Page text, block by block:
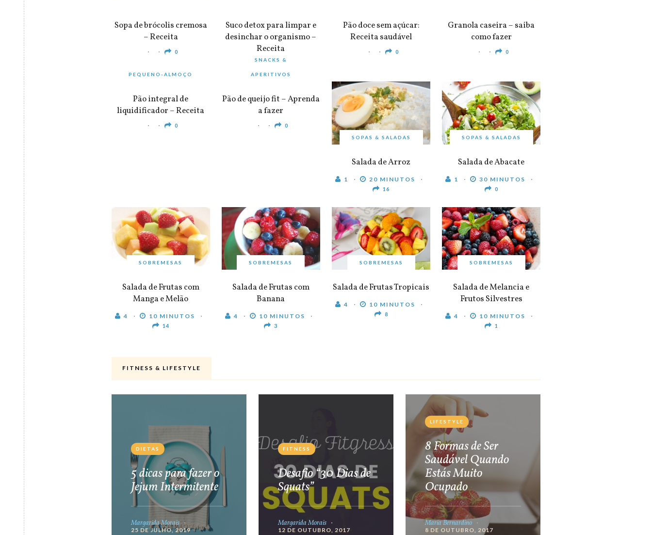
Sopa de brócolis cremosa
– Receita
0
Suco detox para limpar e
desinchar o organismo –
Receita
0
Pão doce sem açúcar:
Receita saudável
0
Granola caseira – saiba
como fazer
0
PEQUENO-ALMOÇO
Pão integral de
liquidificador – Receita
0
SNACKS &
APERITIVOS
Pão de queijo fit – Aprenda
a fazer
0
SOPAS & SALADAS
Salada de Arroz
1 20 MINUTOS
16
SOPAS & SALADAS
Salada de Abacate
1 30 MINUTOS
0
SOBREMESAS
Salada de Frutas com
Manga e Melão
4 10 MINUTOS
14
SOBREMESAS
Salada de Frutas com
Banana
4 10 MINUTOS
3
SOBREMESAS
Salada de Frutas Tropicais
4 10 MINUTOS
8
SOBREMESAS
Salada de Melancia e
Frutos Silvestres
4 10 MINUTOS
1
FITNESS & LIFESTYLE
DIETAS
5 dicas para fazer o
Jejum Intermitente
Margarida Morais
25 DE JULHO, 2019
FITNESS
Desafio “30 Dias de
Squats”
Margarida Morais
12 DE OUTUBRO, 2017
LIFESTYLE
8 Formas de Ser
Saudável Quando
Estás Muito
Ocupado
Maria Bernardino
8 DE OUTUBRO, 2017